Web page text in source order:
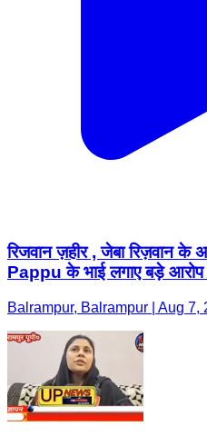
रिजवान ज़हीर , जेबा रिज़वान के
Pappu के भाई लगाए बड़े
Balrampur, Balrampur | Aug 7,